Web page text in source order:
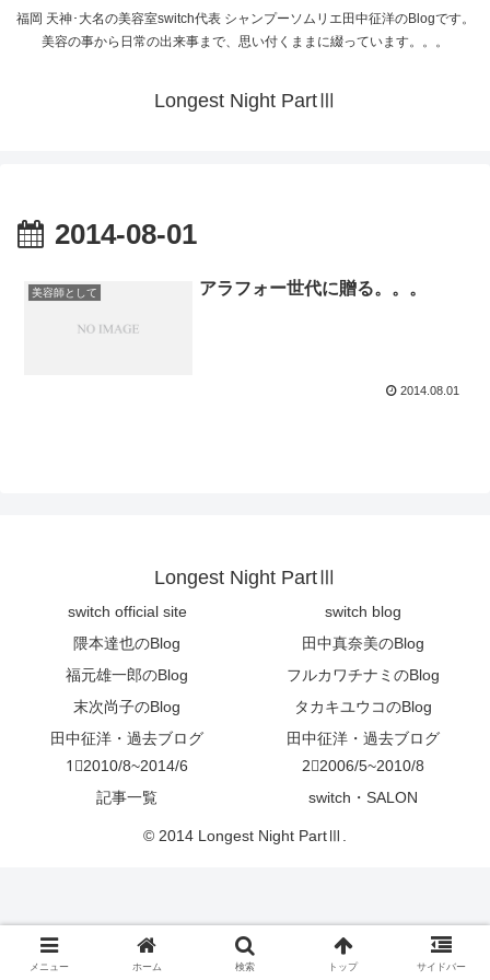
福岡 天神･大名の美容室switch代表 シャンプーソムリエ田中征洋のBlogです。
美容の事から日常の出来事まで、思い付くままに綴っています。。。
Longest Night PartⅢ
2014-08-01
美容師として アラフォー世代に贈る。。。
2014.08.01
Longest Night PartⅢ
switch official site
switch blog
隈本達也のBlog
田中真奈美のBlog
福元雄一郎のBlog
フルカワチナミのBlog
末次尚子のBlog
タカキユウコのBlog
田中征洋・過去ブログ
1⃣2010/8~2014/6
田中征洋・過去ブログ
2⃣2006/5~2010/8
記事一覧
switch・SALON
© 2014 Longest Night PartⅢ.
メニュー ホーム 検索 トップ サイドバー